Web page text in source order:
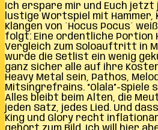
Ich erspare mir und Euch
lustige Wortspiel mit Hammer,
Klängen von ´Hocus Pocus´
folgt: Eine ordentliche Portion
Vergleich zum Soloauftritt in
wurde die Setlist ein wenig
ganz sicher alle auf ihre Kosten
Heavy Metal sein, Pathos,
Mitsingrefrains. “Olala”-Spiele
Alles bleibt beim Alten, die
jeden Satz, jedes Lied. Und
King und Glory recht